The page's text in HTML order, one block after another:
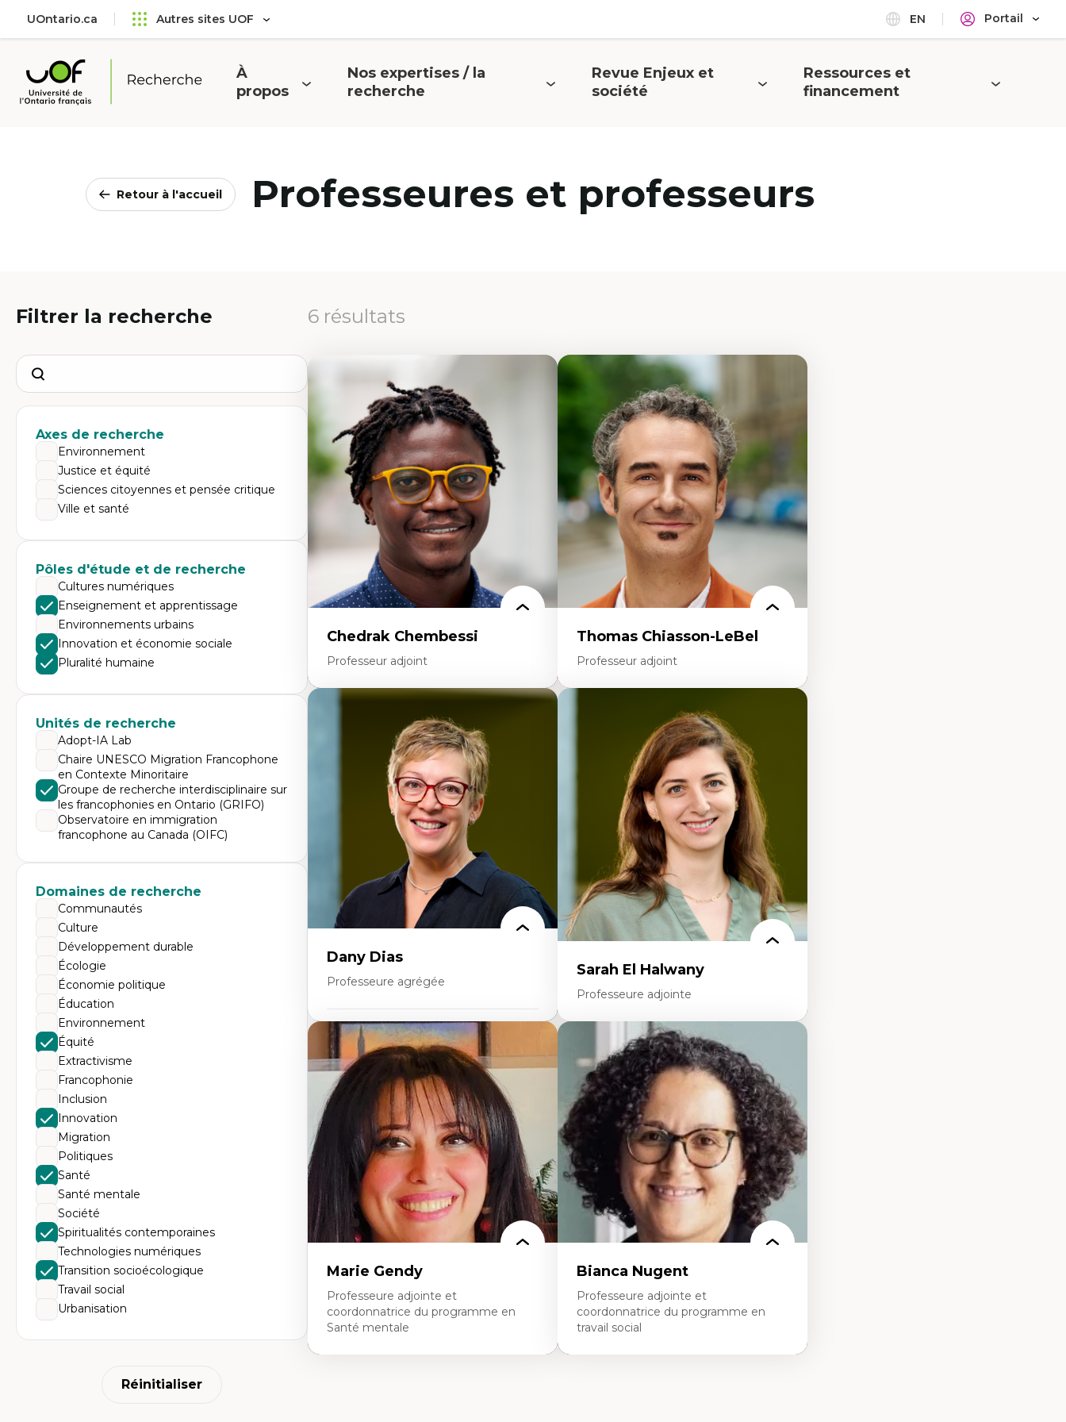
principal
UOntario.ca Autres sites UOF EN Portail
Université
Ouvrir
À
propos
Ouvrir
Nos expertises / la
recherche
Ouvrir
Revue Enjeux et
société
Ouvrir
Ressources et
financement
Retour à l'accueil Professeures et professeurs
Filtrer la recherche
Search
Axes de recherche
Environnement
Justice et équité
Sciences citoyennes et pensée critique
Ville et santé
Pôles d'étude et de recherche
Cultures numériques
Enseignement et apprentissage
Environnements urbains
Innovation et économie sociale
Pluralité humaine
Unités de recherche
Adopt-IA Lab
Chaire UNESCO Migration Francophone
en Contexte Minoritaire
Groupe de recherche interdisciplinaire sur
les francophonies en Ontario (GRIFO)
Observatoire en immigration
francophone au Canada (OIFC)
Domaines de recherche
Communautés
Culture
Développement durable
Écologie
Économie politique
Éducation
Environnement
Équité
Extractivisme
Francophonie
Inclusion
Innovation
Migration
Politiques
Santé
Santé mentale
Société
Spiritualités contemporaines
Technologies numériques
Transition socioécologique
Travail social
Urbanisation
Réinitialiser
6 résultats
Chedrak Chembessi
Professeur adjoint
Économie circulaire
Modèles d’affaires durables
Histoire des faits économiques
Gestion durable des ressources naturelles
Écologie industrielle
Aménagement durable du territoire
Développement régional
Coopératives
Télétravail en milieu rural francophone
Transition socio-écologique
Thomas Chiasson-LeBel
Professeur adjoint
Théories du développement
Économie politique comparée
Élites économiques
Sociologie économique
Extractivisme
Classes sociales
Mouvements sociaux
Théories de l’État
Dany Dias
Professeure agrégée
Expertises
Pédagogies critiques et justice sociale
Éthique relationnelle et sollicitude en
éducation
Décolonisation et autochtonisation de la
formation à l’enseignement
Littératie et didactique du français
Éducation inclusive
Formation à l’enseignement en contexte
francophone minoritaire
Identité linguistique et culturelle
Recherche-action et approches
participatives
Leadership éducatif et pratiques réflexives
Éducation durable et bien-être en
enseignement
Sarah El Halwany
Professeure adjointe
Expertises
Les apports pédagogiques des théories de
l'affect, du posthumanisme, du féminisme
dans l'éducation aux sciences
L'apprentissage des sciences/STIM dans une
perspective socioécologique de care
L’insertion professionnelle des
enseignant.e.s
Marie Gendy
Professeure adjointe et
coordonnatrice du programme en
Santé mentale
Bianca Nugent
Professeure adjointe et
coordonnatrice du programme en
travail social